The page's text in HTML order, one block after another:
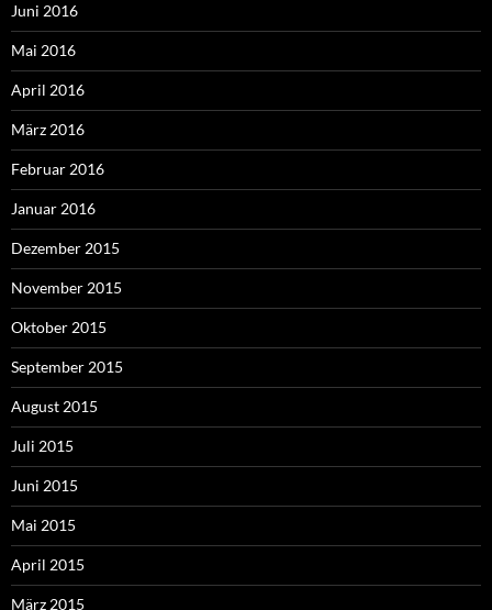
Juni 2016
Mai 2016
April 2016
März 2016
Februar 2016
Januar 2016
Dezember 2015
November 2015
Oktober 2015
September 2015
August 2015
Juli 2015
Juni 2015
Mai 2015
April 2015
März 2015